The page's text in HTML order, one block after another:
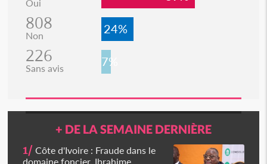
Oui
808
Non 24%
226
Sans avis 7%
+ DE LA SEMAINE DERNIÈRE
1/ Côte d'Ivoire : Fraude dans le
domaine foncier, Ibrahime